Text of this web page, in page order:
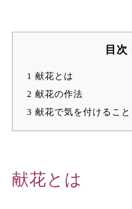
目次
1 献花とは
2 献花の作法
3 献花で気を付けること
献花とは